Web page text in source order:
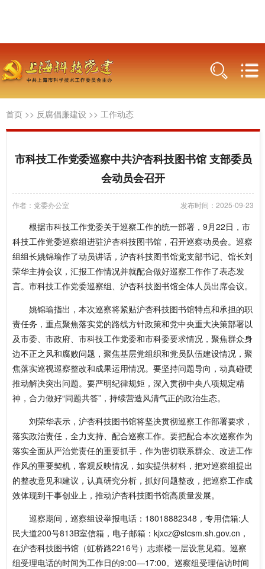
首页 >> 反腐倡廉建设 >> 工作动态
市科技工作党委巡察中共沪杏科技图书馆 支部委员
会动员会召开
作者：党委办公室 发布时间：2025-09-23
根据市科技工作党委关于巡察工作的统一部署，9月22日，市
科技工作党委巡察组进驻沪杏科技图书馆，召开巡察动员会。巡察
组组长姚锦瑜作了动员讲话，沪杏科技图书馆党支部书记、馆长刘
荣华主持会议，汇报工作情况并就配合做好巡察工作作了表态发
言。市科技工作党委巡察组、沪杏科技图书馆全体人员出席会议。
姚锦瑜指出，本次巡察将紧贴沪杏科技图书馆特点和承担的职
责任务，重点聚焦落实党的路线方针政策和党中央重大决策部署以
及市委、市政府、市科技工作党委和市科委要求情况，聚焦群众身
边不正之风和腐败问题，聚焦基层党组织和党员队伍建设情况，聚
焦落实巡视巡察整改和成果运用情况。要坚持问题导向，动真碰硬
推动解决突出问题。要严明纪律规矩，深入贯彻中央八项规定精
神，合力做好“同题共答”，持续营造风清气正的政治生态。
刘荣华表示，沪杏科技图书馆将坚决贯彻巡察工作部署要求，
落实政治责任，全力支持、配合巡察工作。要把配合本次巡察作为
落实全面从严治党责任的重要抓手，作为密切联系群众、改进工作
作风的重要契机，客观反映情况，如实提供材料，把对巡察组提出
的整改意见和建议，认真研究分析，抓好问题整改，把巡察工作成
效体现到干事创业上，推动沪杏科技图书馆高质量发展。
巡察期间，巡察组设举报电话：18018882348，专用信箱:人
民大道200号813B室信箱，电子邮箱：kjxcz@stcsm.sh.gov.cn，
在沪杏科技图书馆（虹桥路2216号）志崇楼一层设意见箱。巡察
组受理电话的时间为工作日的9:00—17:00。巡察组受理信访时间